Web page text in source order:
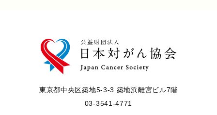
東京都中央区築地5-3-3 築地浜離宮ビル7階
03-3541-4771